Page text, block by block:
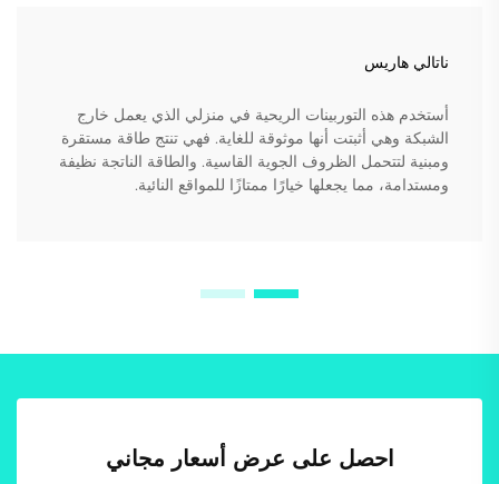
ناتالي هاريس
أستخدم هذه التوربينات الريحية في منزلي الذي يعمل خارج
الشبكة وهي أثبتت أنها موثوقة للغاية. فهي تنتج طاقة مستقرة
ومبنية لتتحمل الظروف الجوية القاسية. والطاقة الناتجة نظيفة
ومستدامة، مما يجعلها خيارًا ممتازًا للمواقع النائية.
احصل على عرض أسعار مجاني